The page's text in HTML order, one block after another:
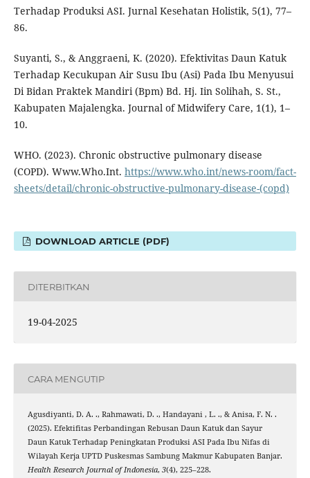
Terhadap Produksi ASI. Jurnal Kesehatan Holistik, 5(1), 77–
86.
Suyanti, S., & Anggraeni, K. (2020). Efektivitas Daun Katuk
Terhadap Kecukupan Air Susu Ibu (Asi) Pada Ibu Menyusui
Di Bidan Praktek Mandiri (Bpm) Bd. Hj. Iin Solihah, S. St.,
Kabupaten Majalengka. Journal of Midwifery Care, 1(1), 1–
10.
WHO. (2023). Chronic obstructive pulmonary disease
(COPD). Www.Who.Int. https://www.who.int/news-room/fact-
sheets/detail/chronic-obstructive-pulmonary-disease-(copd)
DOWNLOAD ARTICLE (PDF)
DITERBITKAN
19-04-2025
CARA MENGUTIP
Agusdiyanti, D. A. ., Rahmawati, D. ., Handayani , L. ., & Anisa, F. N. .
(2025). Efektifitas Perbandingan Rebusan Daun Katuk dan Sayur
Daun Katuk Terhadap Peningkatan Produksi ASI Pada Ibu Nifas di
Wilayah Kerja UPTD Puskesmas Sambung Makmur Kabupaten Banjar.
Health Research Journal of Indonesia, 3(4), 225–228.